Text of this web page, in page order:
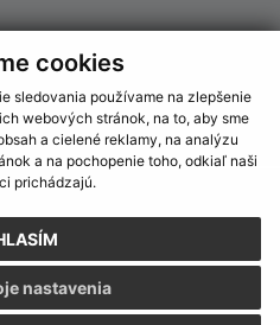
cookies
sledovania používame na zlepšenie
webových stránok, na to, aby sme
a cielené reklamy, na analýzu
a na pochopenie toho, odkiaľ naši
prichádzajú.
nastavenia
o stránke:
o prístupnosti
práva
údajov